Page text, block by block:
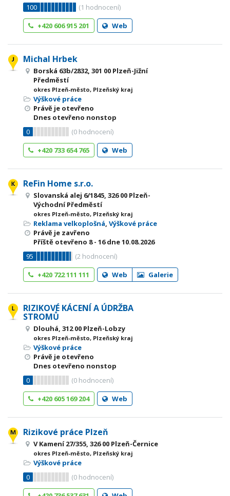
100 (1 hodnocení)
+420 606 915 201
Web
Michal Hrbek
Borská 63b/2832, 301 00 Plzeň-Jižní
Předměstí
okres Plzeň-město, Plzeňský kraj
Výškové práce
Právě je otevřeno
Dnes otevřeno nonstop
0
(0 hodnocení)
+420 733 654 765
Web
ReFin Home s.r.o.
Slovanská alej 6/1845, 326 00 Plzeň-
Východní Předměstí
okres Plzeň-město, Plzeňský kraj
Reklama velkoplošná, Výškové práce
Právě je zavřeno
Příště otevřeno 8 - 16dne 10.08.2026
95
(2 hodnocení)
+420 722 111 111
Web Galerie
RIZIKOVÉ KÁCENÍ A ÚDRŽBA
STROMŮ
Dlouhá, 312 00 Plzeň-Lobzy
okres Plzeň-město, Plzeňský kraj
Výškové práce
Právě je otevřeno
Dnes otevřeno nonstop
0
(0 hodnocení)
+420 605 169 204
Web
Rizikové práce Plzeň
V Kamení 27/355, 326 00 Plzeň-Černice
okres Plzeň-město, Plzeňský kraj
Výškové práce
0
(0 hodnocení)